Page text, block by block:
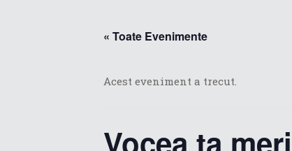
« Toate Evenimente
Acest eveniment a trecut.
Vocea ta